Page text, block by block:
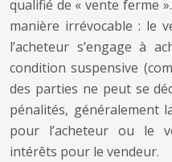
qualifié de « vente ferme
manière irrévocable : le
l’acheteur s’engage à
condition suspensive
des parties ne peut se
pénalités, généralement
pour l’acheteur ou le
intérêts pour le vendeur.